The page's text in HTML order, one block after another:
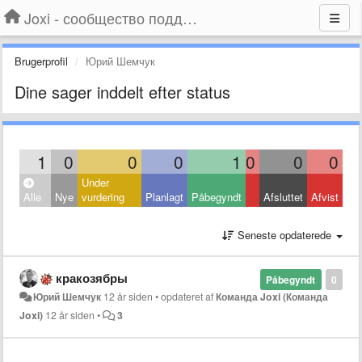
Joxi - сообщество поддержки
Brugerprofil Юрий Шемчук
Dine sager inddelt efter status
1 0 0 0 1 0 0 0
Alle Nye
Under
vurdering
Planlagt Påbegyndt Afsluttet Afvist
Seneste opdaterede
0
Påbegyndt
кракозябры
Юрий Шемчук 12 år siden •opdateret afКоманда Joxi (Команда
Joxi) 12 år siden • 3